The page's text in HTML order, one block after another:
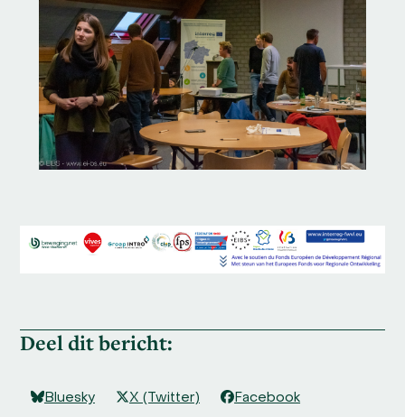
Deel dit bericht:
Bluesky X (Twitter) Facebook